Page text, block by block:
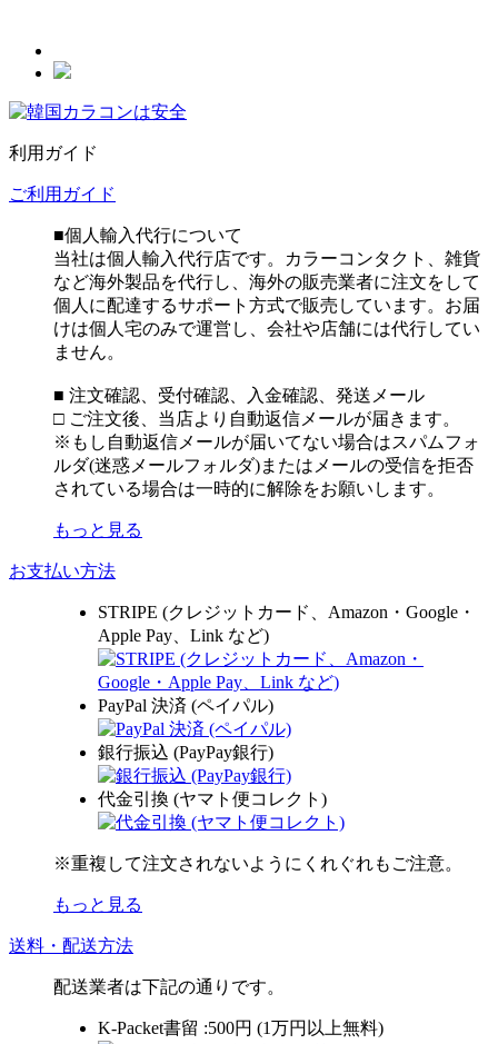
利用ガイド
ご利用ガイド
■個人輸入代行について
当社は個人輸入代行店です。カラーコンタクト、雑貨
など海外製品を代行し、海外の販売業者に注文をして
個人に配達するサポート方式で販売しています。お届
けは個人宅のみで運営し、会社や店舗には代行してい
ません。
■ 注文確認、受付確認、入金確認、発送メール
□ ご注文後、当店より自動返信メールが届きます。
※もし自動返信メールが届いてない場合はスパムフォ
ルダ(迷惑メールフォルダ)またはメールの受信を拒否
されている場合は一時的に解除をお願いします。
もっと見る
お支払い方法
STRIPE (クレジットカード、Amazon・Google・
Apple Pay、Link など)
PayPal 決済 (ペイパル)
銀行振込 (PayPay銀行)
代金引換 (ヤマト便コレクト)
※重複して注文されないようにくれぐれもご注意。
もっと見る
送料・配送方法
配送業者は下記の通りです。
K-Packet書留 :500円 (1万円以上無料)